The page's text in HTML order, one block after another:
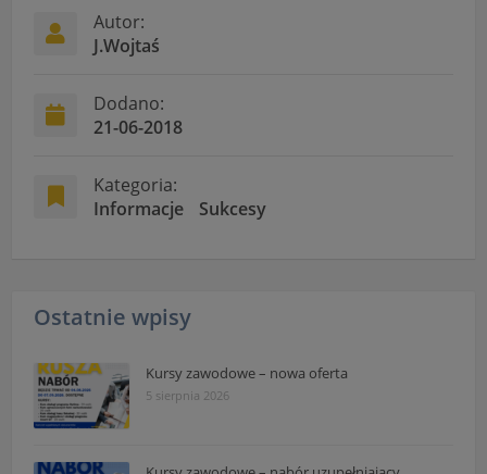
Autor:
J.Wojtaś
Dodano:
21-06-2018
Kategoria:
Informacje
Sukcesy
Ostatnie wpisy
Kursy zawodowe – nowa oferta
5 sierpnia 2026